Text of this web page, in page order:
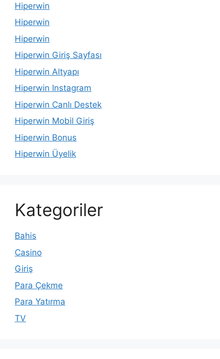
Hiperwin
Hiperwin
Hiperwin
Hiperwin Giriş Sayfası
Hiperwin Altyapı
Hiperwin Instagram
Hiperwin Canlı Destek
Hiperwin Mobil Giriş
Hiperwin Bonus
Hiperwin Üyelik
Kategoriler
Bahis
Casino
Giriş
Para Çekme
Para Yatırma
TV